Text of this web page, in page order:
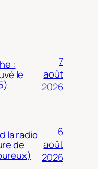
:
le
7
août
2026
la radio
de
6
août
2026